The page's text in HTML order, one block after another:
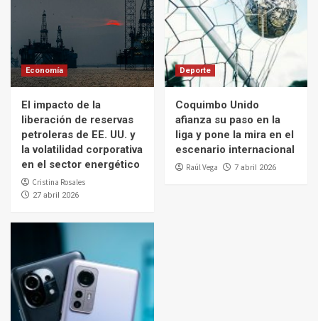
Economía
El impacto de la
liberación de reservas
petroleras de EE. UU. y
la volatilidad corporativa
en el sector energético
Cristina Rosales
27 abril 2026
Deporte
Coquimbo Unido
afianza su paso en la
liga y pone la mira en el
escenario internacional
Raúl Vega 7 abril 2026